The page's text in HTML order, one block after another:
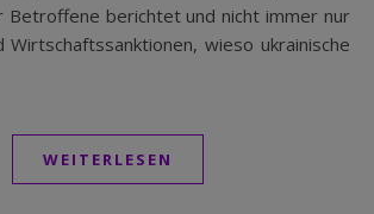
Betroffene berichtet und nicht immer nur
Wirtschaftssanktionen, wieso ukrainische
WEITERLESEN